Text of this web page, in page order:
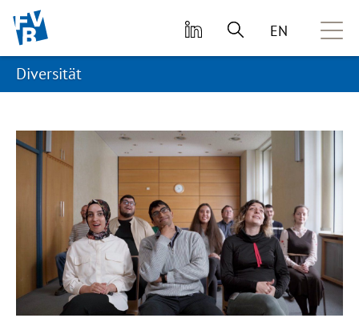
zum primären Inhalt springen
EN
Diversität